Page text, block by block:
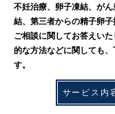
不妊治療、卵子凍結、が
結、第三者からの精子卵
ご相談に関してお答えい
的な方法などに関しても
す。
サービス内